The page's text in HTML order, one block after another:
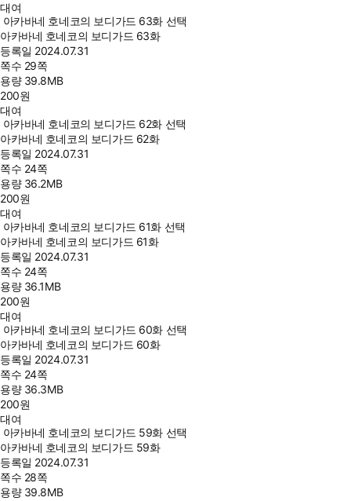
대여
아카바네 호네코의 보디가드 63화 선택
아카바네 호네코의 보디가드 63화
등록일 2024.07.31
쪽수 29쪽
용량 39.8MB
200원
대여
아카바네 호네코의 보디가드 62화 선택
아카바네 호네코의 보디가드 62화
등록일 2024.07.31
쪽수 24쪽
용량 36.2MB
200원
대여
아카바네 호네코의 보디가드 61화 선택
아카바네 호네코의 보디가드 61화
등록일 2024.07.31
쪽수 24쪽
용량 36.1MB
200원
대여
아카바네 호네코의 보디가드 60화 선택
아카바네 호네코의 보디가드 60화
등록일 2024.07.31
쪽수 24쪽
용량 36.3MB
200원
대여
아카바네 호네코의 보디가드 59화 선택
아카바네 호네코의 보디가드 59화
등록일 2024.07.31
쪽수 28쪽
용량 39.8MB